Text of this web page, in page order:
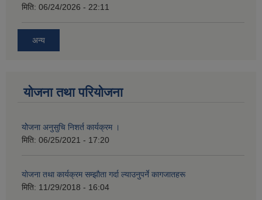
मिति: 06/24/2026 - 22:11
अन्य
योजना तथा परियोजना
योेजना अनुसुचि निशर्त कार्यक्रम ।
मिति: 06/25/2021 - 17:20
याेजना तथा कार्यक्रम सम्झाैता गर्दा ल्याउनुपर्ने कागजातहरू
मिति: 11/29/2018 - 16:04